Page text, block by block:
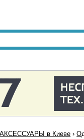
в Киеве ›